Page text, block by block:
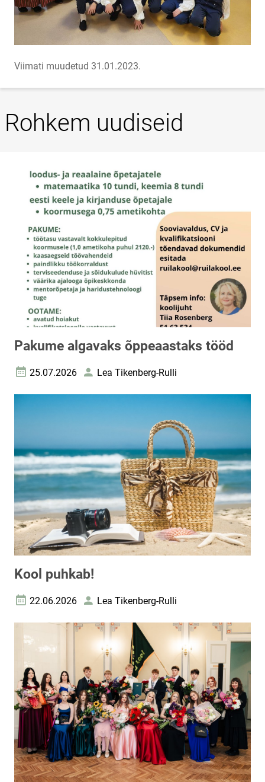
Viimati muudetud 31.01.2023.
Rohkem uudiseid
Pakume algavaks õppeaastaks tööd
Loomise kuupäev
25.07.2026 AutorLea Tikenberg-Rulli
Kool puhkab!
Loomise kuupäev
22.06.2026 AutorLea Tikenberg-Rulli